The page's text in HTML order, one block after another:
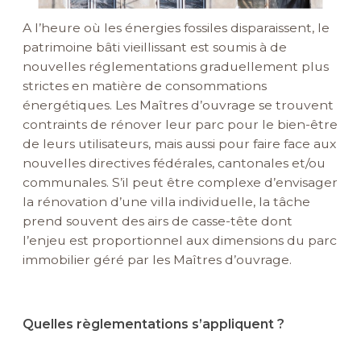
A l’heure où les énergies fossiles disparaissent, le
patrimoine bâti vieillissant est soumis à de
nouvelles réglementations graduellement plus
strictes en matière de consommations
énergétiques. Les Maîtres d’ouvrage se trouvent
contraints de rénover leur parc pour le bien-être
de leurs utilisateurs, mais aussi pour faire face aux
nouvelles directives fédérales, cantonales et/ou
communales. S’il peut être complexe d’envisager
la rénovation d’une villa individuelle, la tâche
prend souvent des airs de casse-tête dont
l’enjeu est proportionnel aux dimensions du parc
immobilier géré par les Maîtres d’ouvrage.
Quelles règlementations s’appliquent ?